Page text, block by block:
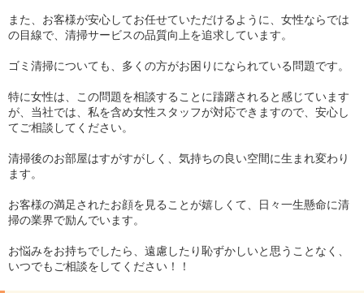
また、お客様が安心してお任せていただけるように、女性ならでは
の目線で、清掃サービスの品質向上を追求しています。
ゴミ清掃についても、多くの方がお困りになられている問題です。
特に女性は、この問題を相談することに躊躇されると感じています
が、当社では、私を含め女性スタッフが対応できますので、安心し
てご相談してください。
清掃後のお部屋はすがすがしく、気持ちの良い空間に生まれ変わり
ます。
お客様の満足されたお顔を見ることが嬉しくて、日々一生懸命に清
掃の業界で励んでいます。
お悩みをお持ちでしたら、遠慮したり恥ずかしいと思うことなく、
いつでもご相談をしてください！！